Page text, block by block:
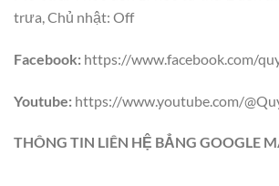
trưa, Chủ nhật: Off
Facebook: https://www.facebook.com/
Youtube: https://www.youtube.com/
THÔNG TIN LIÊN HỆ BẲNG GOOGLE